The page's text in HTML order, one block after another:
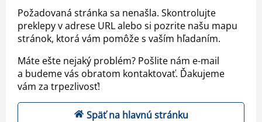
Požadovaná stránka sa nenašla. Skontrolujte
preklepy v adrese URL alebo si pozrite našu mapu
stránok, ktorá vám pomôže s vaším hľadaním.
Máte ešte nejaký problém? Pošlite nám e-mail
a budeme vás obratom kontaktovať. Ďakujeme
vám za trpezlivosť!
Späť na hlavnú stránku